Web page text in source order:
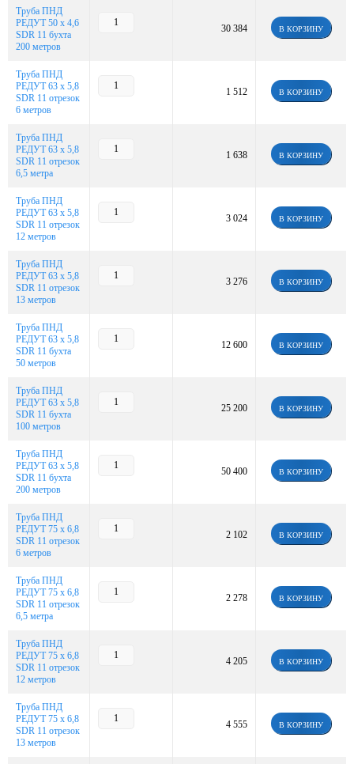
Труба ПНД
РЕДУТ 50 х 4,6
SDR 11 бухта
200 метров
30 384 В КОРЗИНУ
Труба ПНД
РЕДУТ 63 х 5,8
SDR 11 отрезок
6 метров
1 512 В КОРЗИНУ
Труба ПНД
РЕДУТ 63 х 5,8
SDR 11 отрезок
6,5 метра
1 638 В КОРЗИНУ
Труба ПНД
РЕДУТ 63 х 5,8
SDR 11 отрезок
12 метров
3 024 В КОРЗИНУ
Труба ПНД
РЕДУТ 63 х 5,8
SDR 11 отрезок
13 метров
3 276 В КОРЗИНУ
Труба ПНД
РЕДУТ 63 х 5,8
SDR 11 бухта
50 метров
12 600 В КОРЗИНУ
Труба ПНД
РЕДУТ 63 х 5,8
SDR 11 бухта
100 метров
25 200 В КОРЗИНУ
Труба ПНД
РЕДУТ 63 х 5,8
SDR 11 бухта
200 метров
50 400 В КОРЗИНУ
Труба ПНД
РЕДУТ 75 х 6,8
SDR 11 отрезок
6 метров
2 102 В КОРЗИНУ
Труба ПНД
РЕДУТ 75 х 6,8
SDR 11 отрезок
6,5 метра
2 278 В КОРЗИНУ
Труба ПНД
РЕДУТ 75 х 6,8
SDR 11 отрезок
12 метров
4 205 В КОРЗИНУ
Труба ПНД
РЕДУТ 75 х 6,8
SDR 11 отрезок
13 метров
4 555 В КОРЗИНУ